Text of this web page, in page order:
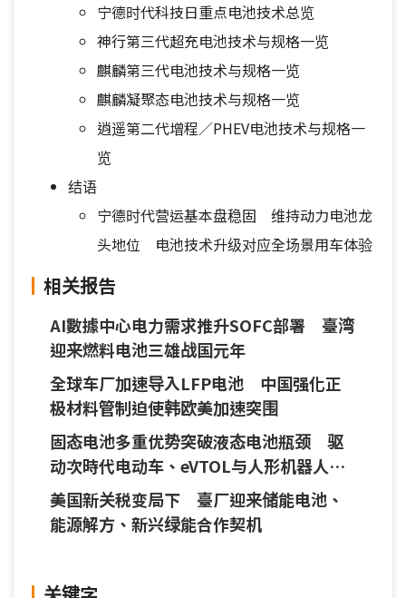
宁德时代科技日重点电池技术总览
神行第三代超充电池技术与规格一览
麒麟第三代电池技术与规格一览
麒麟凝聚态电池技术与规格一览
逍遥第二代增程／PHEV电池技术与规格一
览
结语
宁德时代营运基本盘稳固 维持动力电池龙
头地位 电池技术升级对应全场景用车体验
相关报告
AI數據中心电力需求推升SOFC部署 臺湾
迎来燃料电池三雄战国元年
全球车厂加速导入LFP电池 中国强化正
极材料管制迫使韩欧美加速突围
固态电池多重优势突破液态电池瓶颈 驱
动次時代电动车、eVTOL与人形机器人应
用
美国新关税变局下 臺厂迎来储能电池、
能源解方、新兴绿能合作契机